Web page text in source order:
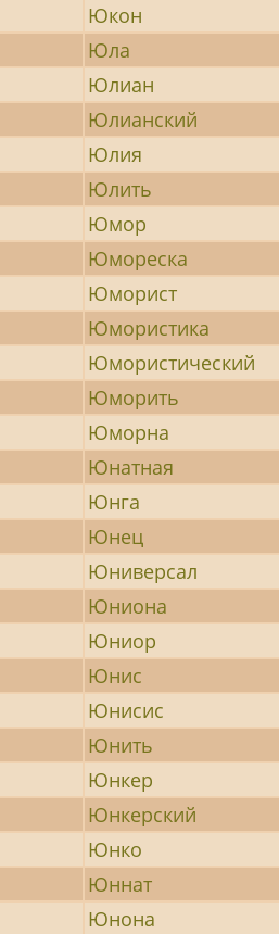
Юкон
Юла
Юлиан
Юлианский
Юлия
Юлить
Юмор
Юмореска
Юморист
Юмористика
Юмористический
Юморить
Юморна
Юнатная
Юнга
Юнец
Юниверсал
Юниона
Юниор
Юнис
Юнисис
Юнить
Юнкер
Юнкерский
Юнко
Юннат
Юнона